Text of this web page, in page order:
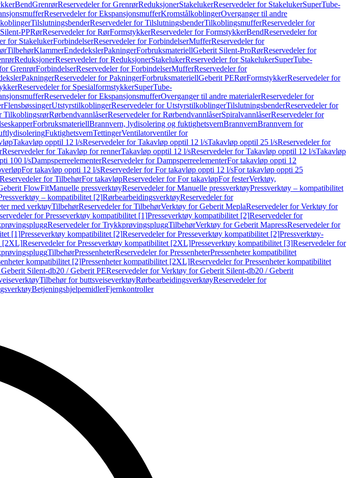
BendGrenrørReservedeler for GrenrørReduksjonerStakelukerReservedeler for StakelukerSuperTube-
Reservedeler for EkspansjonsmufferKromstålkoblingerOverganger til andre
TilslutningsbenderReservedeler for TilslutningsbenderTilkoblingsmufferReservedeler for
PPRørReservedeler for RørFormstykkerReservedeler for FormstykkerBendReservedeler for
for StakelukerForbindelserReservedeler for ForbindelserMufferReservedeler for
TilbehørKlammerEndedekslerPakningerForbruksmateriellGeberit Silent-ProRørReservedeler for
ReduksjonerReservedeler for ReduksjonerStakelukerReservedeler for StakelukerSuperTube-
GrenrørForbindelserReservedeler for ForbindelserMufferReservedeler for
PakningerReservedeler for PakningerForbruksmateriellGeberit PERørFormstykkerReservedeler for
Reservedeler for SpesialformstykkerSuperTube-
Reservedeler for EkspansjonsmufferOverganger til andre materialerReservedeler for
FlensbøssingerUtstyrstilkoblingerReservedeler for UtstyrstilkoblingerTilslutningsbenderReservedeler for
TilkoblingsrørRørbendvannlåserReservedeler for RørbendvannlåserSpiralvannlåserReservedeler for
ForbruksmateriellBrannvern, lydisolering og fuktighetsvernBrannvernBrannvern for
FuktighetsvernTettingerVentilatorventiler for
Takavløp opptil 12 l/sReservedeler for Takavløp opptil 12 l/sTakavløp opptil 25 l/sReservedeler for
Reservedeler for Takavløp for rennerTakavløp opptil 12 l/sReservedeler for Takavløp opptil 12 l/sTakavløp
100 l/sDampsperreelementerReservedeler for DampsperreelementerFor takavløp oppti 12
For takavløp oppti 12 l/sReservedeler for For takavløp oppti 12 l/sFor takavløp oppti 25
Reservedeler for TilbehørFor takavløpReservedeler for For takavløpFor festerVerktøy,
FlowFitManuelle pressverktøyReservedeler for Manuelle pressverktøyPressverktøy – kompatibilitet
– kompatibilitet [2]RørbearbeidingsverktøyReservedeler for
med verktøyTilbehørReservedeler for TilbehørVerktøy for Geberit MeplaReservedeler for Verktøy for
for Presseverktøy kompatibilitet [1]Presseverktøy kompatibilitet [2]Reservedeler for
Reservedeler for TrykkprøvingspluggTilbehørVerktøy for Geberit MapressReservedeler for
[1]Presseverktøy kompatibilitet [2]Reservedeler for Presseverktøy kompatibilitet [2]Pressverktøy-
[2XL]Reservedeler for Presseverktøy kompatibilitet [2XL]Presseverktøy kompatibilitet [3]Reservedeler for
TilbehørPressenheterReservedeler for PressenheterPressenheter kompatibilitet
kompatibilitet [2]Pressenheter kompatibilitet [2XL]Reservedeler for Pressenheter kompatibilitet
Silent-db20 / Geberit PEReservedeler for Verktøy for Geberit Silent-db20 / Geberit
Tilbehør for buttsveiseverktøyRørbearbeidingsverktøyReservedeler for
BetjeningshjelpemidlerFjernkontroller